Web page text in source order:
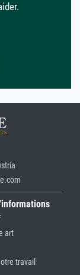
art
travail